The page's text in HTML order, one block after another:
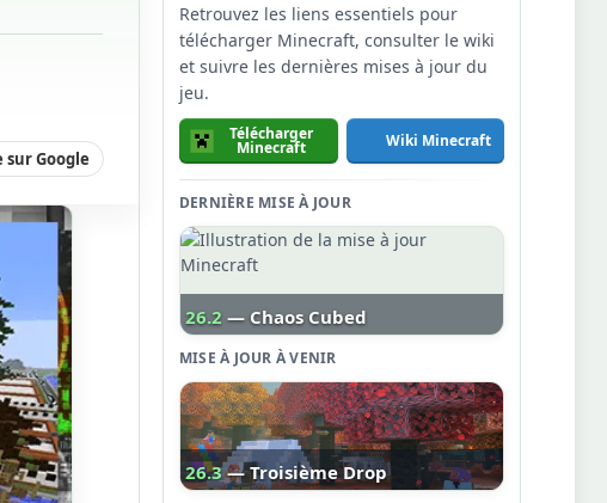
Google
Retrouvez les liens essentiels pour
télécharger Minecraft, consulter le wiki
et suivre les dernières mises à jour du
jeu.
Télécharger
Minecraft Wiki Minecraft
DERNIÈRE MISE À JOUR
26.2 — Chaos Cubed
MISE À JOUR À VENIR
26.3 — Troisième Drop